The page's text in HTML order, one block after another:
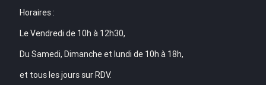
Horaires :
Le Vendredi de 10h à 12h30,
Du Samedi, Dimanche et lundi de 10h à 18h,
et tous les jours sur RDV.